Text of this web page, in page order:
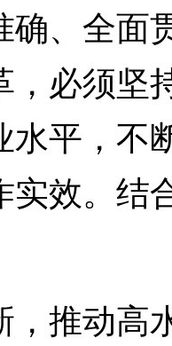
、全面
，必须坚
水平，不
实效。结
推动高